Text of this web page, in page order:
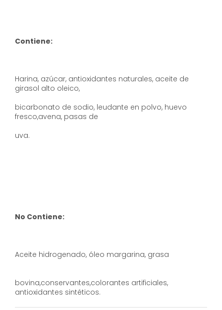
Contiene:
Harina, azúcar, antioxidantes naturales, aceite de
girasol alto oleico,
bicarbonato de sodio, leudante en polvo, huevo
fresco,avena, pasas de
uva.
No Contiene:
Aceite hidrogenado, óleo margarina, grasa
bovina,conservantes,colorantes artificiales,
antioxidantes sintéticos.